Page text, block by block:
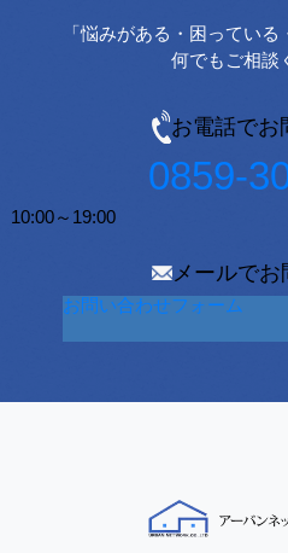
「悩みがある・困っている
何でもご相談
お電話でお
0859-
10:00～19:00
メールでお
お問い合わせフォーム